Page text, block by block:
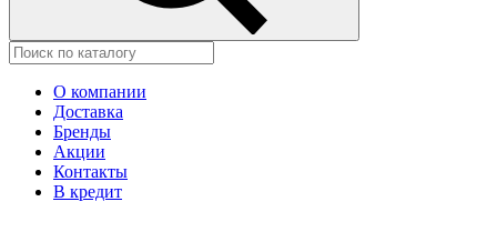
О компании
Доставка
Бренды
Акции
Контакты
В кредит